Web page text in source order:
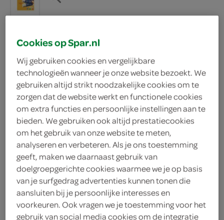
g'woon ijs push-up ijsjes
g'woon
2.
59
190 Gram
Let op: aanbiedingen zijn niet zichtbaar bij de
producten, maar worden wél automatisch
verwerkt in de winkelmand.
Cookies op Spar.nl
Wij gebruiken cookies en vergelijkbare
technologieën wanneer je onze website bezoekt. We
gebruiken altijd strikt noodzakelijke cookies om te
zorgen dat de website werkt en functionele cookies
om extra functies en persoonlijke instellingen aan te
bieden. We gebruiken ook altijd prestatiecookies
om het gebruik van onze website te meten,
analyseren en verbeteren. Als je ons toestemming
geeft, maken we daarnaast gebruik van
doelgroepgerichte cookies waarmee we je op basis
van je surfgedrag advertenties kunnen tonen die
aansluiten bij je persoonlijke interesses en
voorkeuren. Ook vragen we je toestemming voor het
gebruik van social media cookies om de integratie